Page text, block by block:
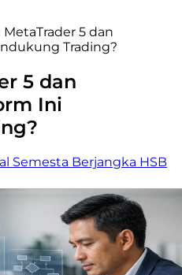
5 dan
Trading?
5 dan
Ini
Semesta Berjangka HSB